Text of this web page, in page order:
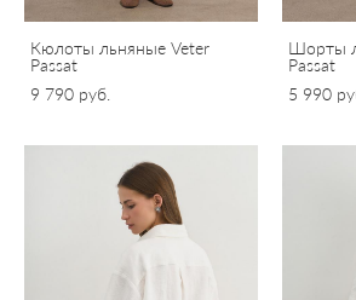
Кюлоты льняные Veter
Passat
9 790 pуб.
Шорты
Passat
5 990